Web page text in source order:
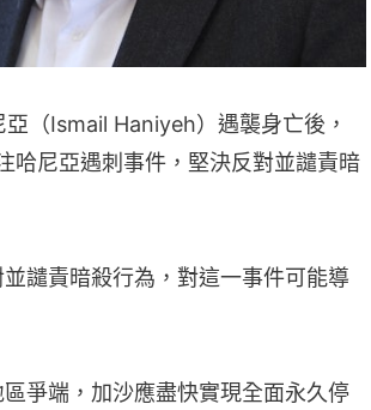
（Ismail Haniyeh）遇襲身亡後，
哈尼亞遇刺事件，堅決反對並譴責暗
譴責暗殺行為，對這一事件可能導
爭端，加沙應盡快實現全面永久停